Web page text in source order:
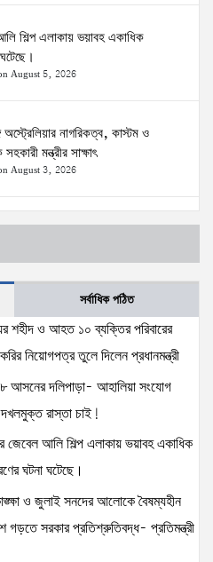
শিল্প এলাকায় ভয়াবহ একাধিক
August 5, 2026
অস্ট্রেলিয়ার নাগরিকত্ব, কাস্টম ও
মন্ত্রীর সাক্ষাৎ
August 3, 2026
আহালিয়া সংযোগ সড়ক-
August 6, 2026
১০ ব্যক্তির পরিবারের হাতে চাকরির
প্রধানমন্ত্রী
August 8, 2026
সম্পূর্ণ নিয়ন্ত্রণে রয়েছে: স্বরাষ্ট্রমন্ত্রী
August 3, 2026
জীবনমান উন্নয়নে
উদ্যোগ নেয়ার আহ্বান পার্বত্য
সর্বাধিক পঠিত
শহীদ ও আহত ১০ ব্যক্তির পরিবারের
নিয়োগপত্র তুলে দিলেন প্রধানমন্ত্রী
আসনের দলিপাড়া- আহালিয়া সংযোগ
রাস্তা চাই!
জেবেল আলি শিল্প এলাকায় ভয়াবহ একাধিক
ঘটনা ঘটেছে।
ও জুলাই সনদের আলোকে বৈষম্যহীন
গড়তে সরকার প্রতিশ্রুতিবদ্ধ- প্রতিমন্ত্রী